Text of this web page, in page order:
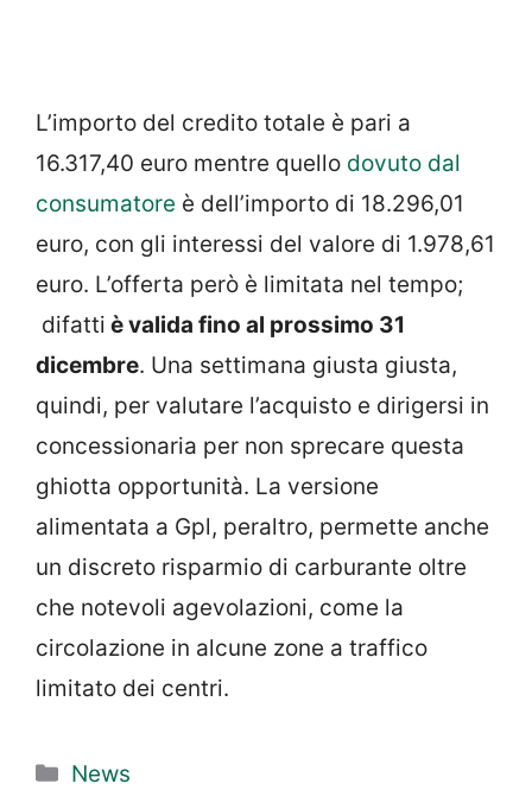
L’importo del credito totale è pari a
16.317,40 euro mentre quello dovuto dal
consumatore è dell’importo di 18.296,01
euro, con gli interessi del valore di 1.978,61
euro. L’offerta però è limitata nel tempo;
difatti è valida fino al prossimo 31
dicembre. Una settimana giusta giusta,
quindi, per valutare l’acquisto e dirigersi in
concessionaria per non sprecare questa
ghiotta opportunità. La versione
alimentata a Gpl, peraltro, permette anche
un discreto risparmio di carburante oltre
che notevoli agevolazioni, come la
circolazione in alcune zone a traffico
limitato dei centri.
Categorie
News